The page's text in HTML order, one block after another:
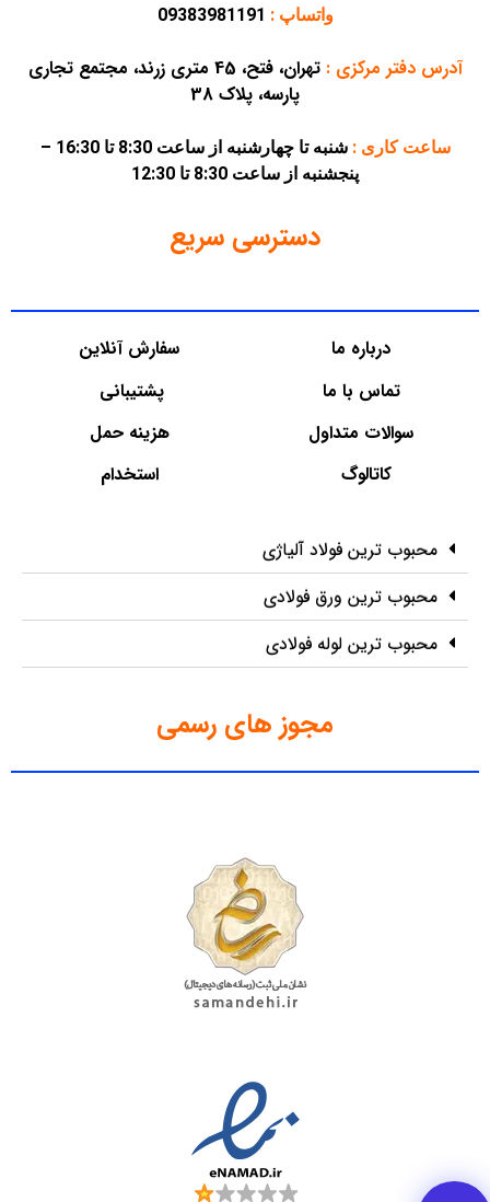
واتساپ : 09383981191
آدرس دفتر مرکزی:
تهران، فتح، 45 متری زرند، مجتمع تجاری
پارسه، پلاک 38
ساعت کاری :
شنبه تا چهارشنبه از ساعت 8:30 تا 16:30 –
پنجشنبه از ساعت 8:30 تا 12:30
دسترسی سریع
درباره ما
تماس با ما
سوالات متداول
کاتالوگ
سفارش آنلاین
پشتیبانی
هزینه حمل
استخدام
محبوب ترین فولاد آلیاژی
محبوب ترین ورق فولادی
محبوب ترین لوله فولادی
مجوز های رسمی